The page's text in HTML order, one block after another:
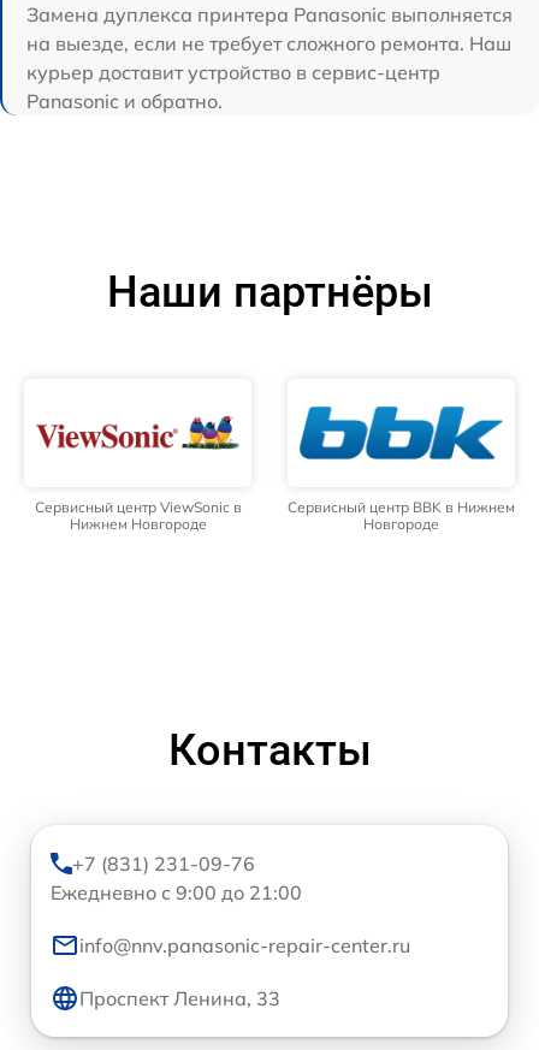
Замена дуплекса принтера Panasonic выполняется
на выезде, если не требует сложного ремонта. Наш
курьер доставит устройство в сервис-центр
Panasonic и обратно.
Наши партнёры
Сервисный центр ViewSonic в
Нижнем Новгороде
Сервисный центр BBK в Нижнем
Новгороде
Контакты
+7 (831) 231-09-76
Ежедневно с 9:00 до 21:00
info@nnv.panasonic-repair-center.ru
Проспект Ленина, 33